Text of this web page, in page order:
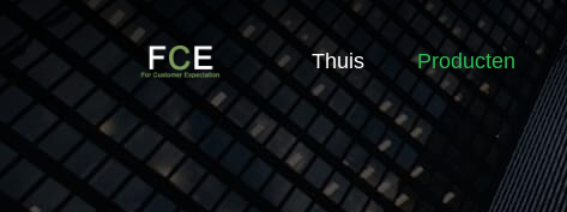
Thuis Producten